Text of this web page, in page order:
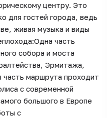
центру. Это
для гостей города, ведь
живая музыка и виды
часть
собора и моста
Эрмитажа,
маршрута проходит
с современной
большого в Европе
с